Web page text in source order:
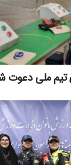
تیم ملی دعوت